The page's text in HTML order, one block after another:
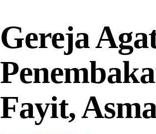
Gereja
Fayit,